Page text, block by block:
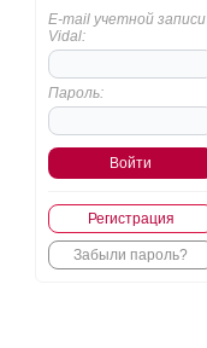
E-mail учетной записи
Vidal:
Пароль:
Регистрация
Забыли пароль?